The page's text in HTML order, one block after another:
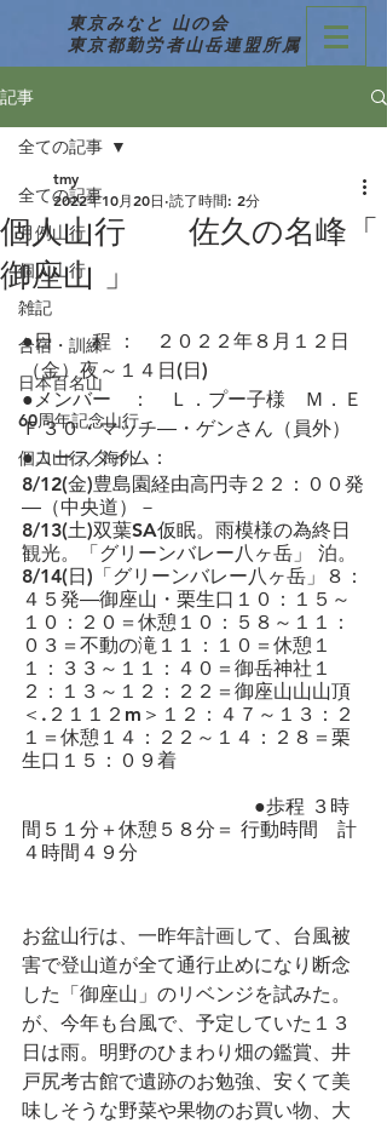
東京みなと 山の会
東京都勤労者山岳連盟所属
記事
全ての記事
月例山行
個人山行
雑記
合宿・訓練
日本百名山
60周年記念山行
個人山行／海外
全ての記事
個人山行 佐久の名峰「
御座山 」
tmy
2022年10月20日 読了時間: 2分
●日　　程 ：　２０２２年８月１２日
（金）夜～１４日(日)
●メンバー　：　Ｌ．プー子様　Ｍ．Ｅ
Ｆ３０・マッチ―・ゲンさん（員外）
●コースタイム：
8/12(金)豊島園経由高円寺２２：００発
―（中央道）－
8/13(土)双葉SA仮眠。雨模様の為終日
観光。「グリーンバレー八ヶ岳」 泊。
8/14(日)「グリーンバレー八ヶ岳」８：
４５発―御座山・栗生口１０：１５～
１０：２０＝休憩１０：５８～１１：
０３＝不動の滝１１：１０＝休憩１
１：３３～１１：４０＝御岳神社１
２：１３～１２：２２＝御座山山山頂
＜.２１１２m＞１２：４７～１３：２
１＝休憩１４：２２～１４：２８＝栗
生口１５：０９着
●歩程 ３時
間５１分＋休憩５８分＝ 行動時間　計
４時間４９分
お盆山行は、一昨年計画して、台風被
害で登山道が全て通行止めになり断念
した「御座山」のリベンジを試みた。
が、今年も台風で、予定していた１３
日は雨。明野のひまわり畑の鑑賞、井
戸尻考古館で遺跡のお勉強、安くて美
味しそうな野菜や果物のお買い物、大